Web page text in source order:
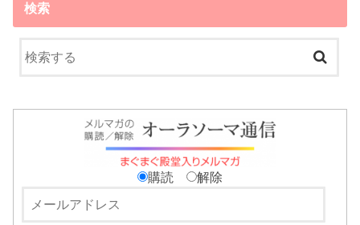
検索
購読 解除